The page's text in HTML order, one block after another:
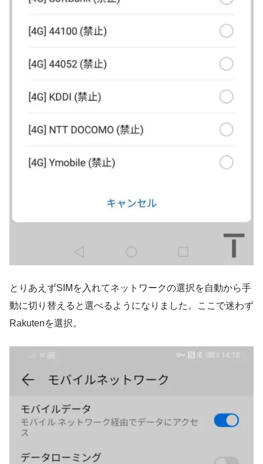
とりあえずSIMを入れてネットワークの選択を自動から手
動に切り替えると選べるようになりました。ここで迷わず
Rakutenを選択。